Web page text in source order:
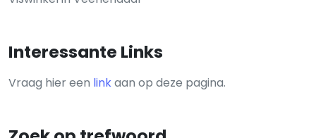
Interessante Links
Vraag hier een linkaan op deze pagina.